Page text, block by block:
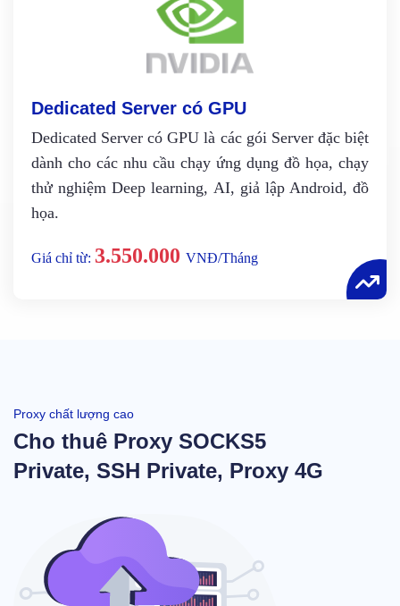
Dedicated Server có GPU
Dedicated Server có GPU là các gói Server đặc biệt
dành cho các nhu cầu chạy ứng dụng đồ họa, chạy
thử nghiệm Deep learning, AI, giả lập Android, đồ
họa.
Giá chỉ từ: 3.550.000 VNĐ/Tháng
Proxy chất lượng cao
Cho thuê Proxy SOCKS5
Private, SSH Private, Proxy 4G